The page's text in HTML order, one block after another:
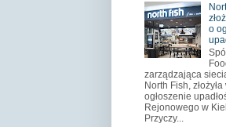
o
zarządzająca
North Fish,
ogłoszenie
Rejonowego w
Przyczy...